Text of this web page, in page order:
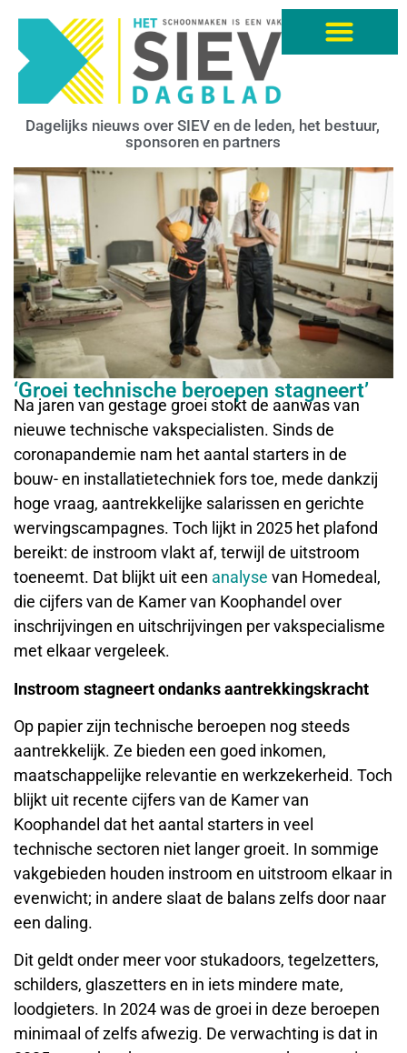
Dagelijks nieuws over SIEV en de leden, het bestuur,
sponsoren en partners
‘Groei technische beroepen stagneert’
Na jaren van gestage groei stokt de aanwas van
nieuwe technische vakspecialisten. Sinds de
coronapandemie nam het aantal starters in de
bouw- en installatietechniek fors toe, mede dankzij
hoge vraag, aantrekkelijke salarissen en gerichte
wervingscampagnes. Toch lijkt in 2025 het plafond
bereikt: de instroom vlakt af, terwijl de uitstroom
toeneemt. Dat blijkt uit een analyse van Homedeal,
die cijfers van de Kamer van Koophandel over
inschrijvingen en uitschrijvingen per vakspecialisme
met elkaar vergeleek.
Instroom stagneert ondanks aantrekkingskracht
Op papier zijn technische beroepen nog steeds
aantrekkelijk. Ze bieden een goed inkomen,
maatschappelijke relevantie en werkzekerheid. Toch
blijkt uit recente cijfers van de Kamer van
Koophandel dat het aantal starters in veel
technische sectoren niet langer groeit. In sommige
vakgebieden houden instroom en uitstroom elkaar in
evenwicht; in andere slaat de balans zelfs door naar
een daling.
Dit geldt onder meer voor stukadoors, tegelzetters,
schilders, glaszetters en in iets mindere mate,
loodgieters. In 2024 was de groei in deze beroepen
minimaal of zelfs afwezig. De verwachting is dat in